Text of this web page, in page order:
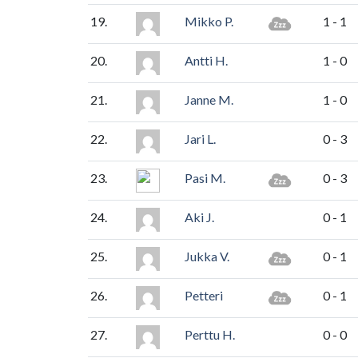
19. Mikko P. 1 - 1
20. Antti H. 1 - 0
21. Janne M. 1 - 0
22. Jari L. 0 - 3
23. Pasi M. 0 - 3
24. Aki J. 0 - 1
25. Jukka V. 0 - 1
26. Petteri 0 - 1
27. Perttu H. 0 - 0